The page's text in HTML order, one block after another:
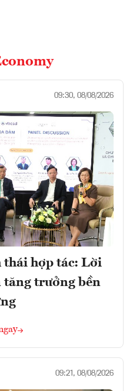
09:30, 08/08/2026
thái hợp tác: Lời
tăng trưởng bền
09:21, 08/08/2026